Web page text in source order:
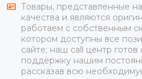
Товары, представленные
качества и являются
работаем с собственным
котором доступны все
сайте; наш call центр готов
поддержку нашим
рассказав всю